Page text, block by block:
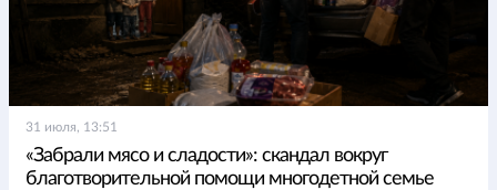
31 июля, 13:51
«Забрали мясо и сладости»: скандал вокруг
благотворительной помощи многодетной семье